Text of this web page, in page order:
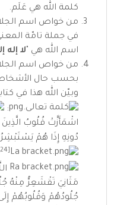
كلمة الله هي عَلَم.
من خواص اسم
في جملة تامّة
اسم الله هي " لا إله
من خواص اسم
بحسب حال
وبيّن الله هذا في
:
اشْمَأَزَّتْ قُلُوبُ الَّذِينَ
دُونِهِ إِذَا هُمْ
مَثَانِيَ تَقْشَعِرُّ مِنْهُ
جُلُودُهُمْ وَقُلُوبُهُمْ